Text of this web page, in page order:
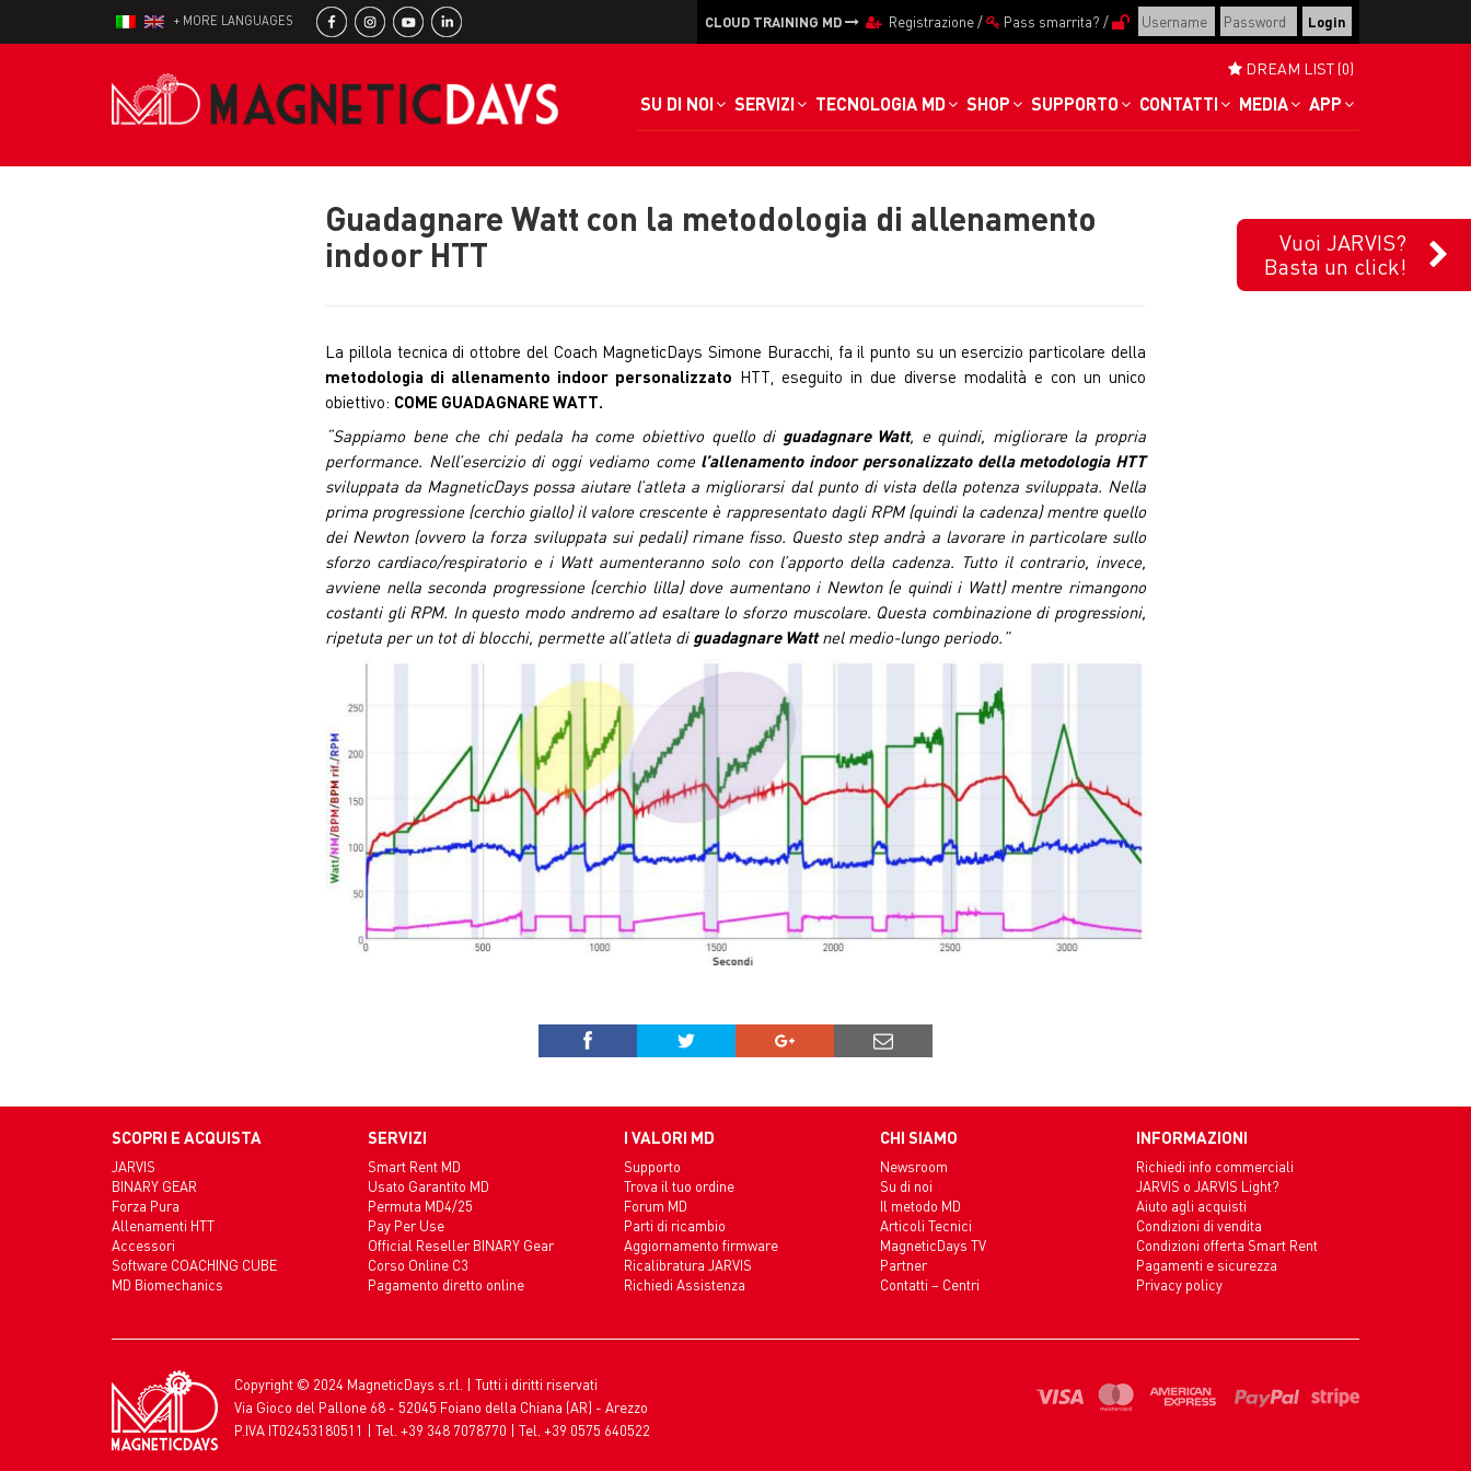
+ MORE LANGUAGES CLOUD TRAINING MD Registrazione/ Pass smarrita? /
SU DI NOI SERVIZI TECNOLOGIA MD SHOP SUPPORTO CONTATTI MEDIA APP
DREAM LIST (0)
Vuoi JARVIS?
Basta un click!
Guadagnare Watt con la metodologia di allenamento
indoor HTT
La pillola tecnica di ottobre del Coach MagneticDays Simone Buracchi, fa il punto su un esercizio particolare della
metodologia di allenamento indoor personalizzato HTT, eseguito in due diverse modalità e con un unico
obiettivo: COME GUADAGNARE WATT.
“Sappiamo bene che chi pedala ha come obiettivo quello di guadagnare Watt, e quindi, migliorare la propria
performance. Nell’esercizio di oggi vediamo come l’allenamento indoor personalizzato della metodologia HTT
sviluppata da MagneticDays possa aiutare l’atleta a migliorarsi dal punto di vista della potenza sviluppata. Nella
prima progressione (cerchio giallo) il valore crescente è rappresentato dagli RPM (quindi la cadenza) mentre quello
dei Newton (ovvero la forza sviluppata sui pedali) rimane fisso. Questo step andrà a lavorare in particolare sullo
sforzo cardiaco/respiratorio e i Watt aumenteranno solo con l’apporto della cadenza. Tutto il contrario, invece,
avviene nella seconda progressione (cerchio lilla) dove aumentano i Newton (e quindi i Watt) mentre rimangono
costanti gli RPM. In questo modo andremo ad esaltare lo sforzo muscolare. Questa combinazione di progressioni,
ripetuta per un tot di blocchi, permette all’atleta di guadagnare Wattnel medio-lungo periodo.”
SCOPRI E ACQUISTA
JARVIS
BINARY GEAR
Forza Pura
Allenamenti HTT
Accessori
Software COACHING CUBE
MD Biomechanics
SERVIZI
Smart Rent MD
Usato Garantito MD
Permuta MD4/25
Pay Per Use
Official Reseller BINARY Gear
Corso Online C3
Pagamento diretto online
I VALORI MD
Supporto
Trova il tuo ordine
Forum MD
Parti di ricambio
Aggiornamento firmware
Ricalibratura JARVIS
Richiedi Assistenza
CHI SIAMO
Newsroom
Su di noi
Il metodo MD
Articoli Tecnici
MagneticDays TV
Partner
Contatti – Centri
INFORMAZIONI
Richiedi info commerciali
JARVIS o JARVIS Light?
Aiuto agli acquisti
Condizioni di vendita
Condizioni offerta Smart Rent
Pagamenti e sicurezza
Privacy policy
Copyright © 2024 MagneticDays s.r.l. | Tutti i diritti riservati
Via Gioco del Pallone 68 - 52045 Foiano della Chiana (AR) - Arezzo
P.IVA IT02453180511 | Tel. +39 348 7078770 | Tel. +39 0575 640522